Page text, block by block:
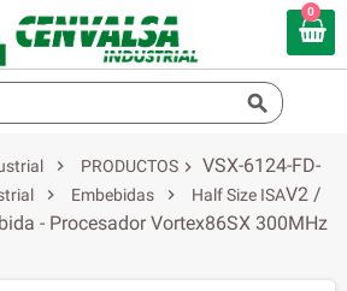
0


PRODUCTOS
 Embebidas  Half Size ISA
 VSX-6124-FD-
V2 /
- Procesador Vortex86SX 300MHz